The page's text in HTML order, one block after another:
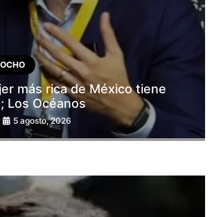
más rica de México tiene
Los Océanos
5 agosto, 2026